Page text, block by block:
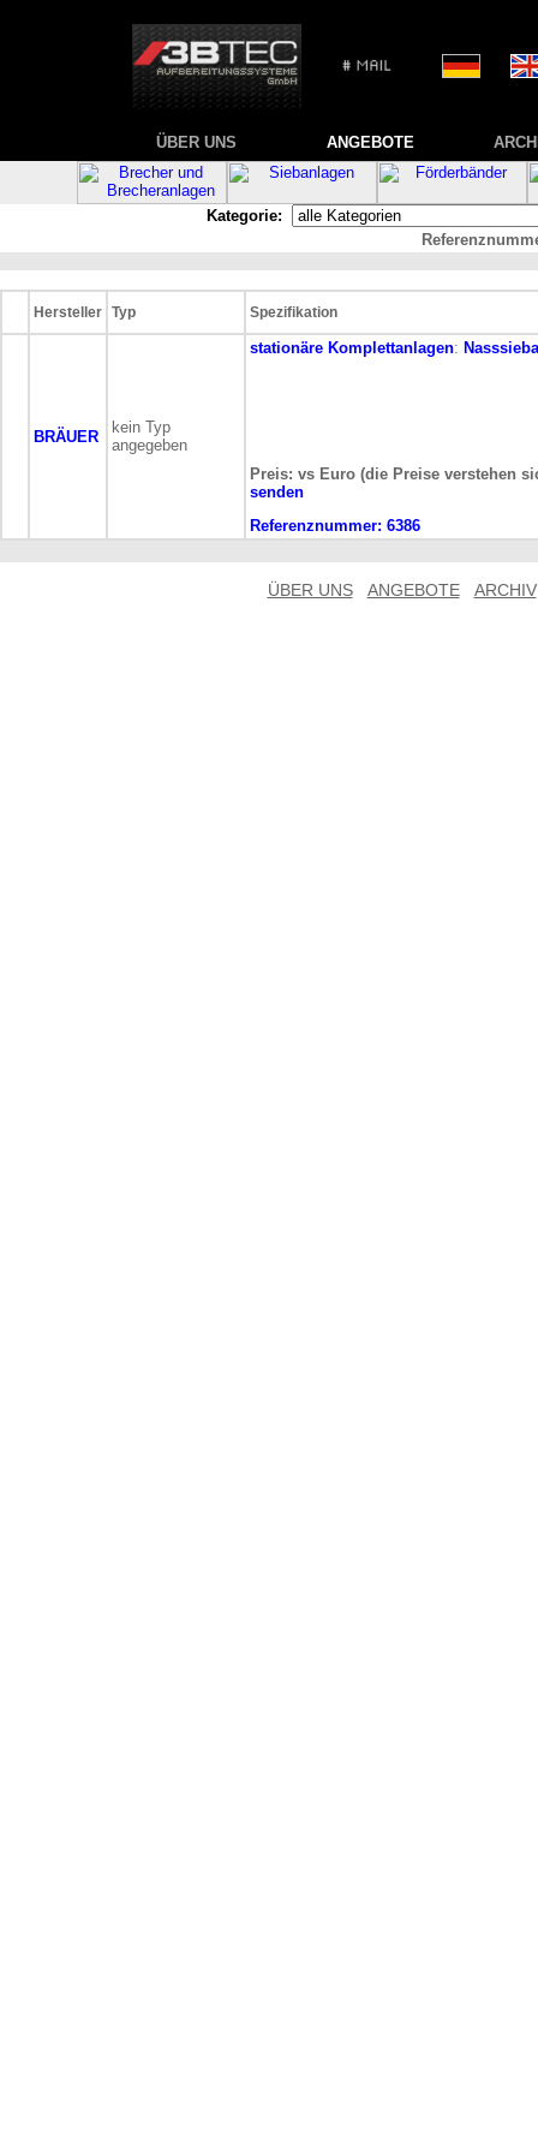
ÜBER UNS ANGEBOTE
Kategorie:
Hersteller Typ Spezifikation
BRÄUER
kein Typ
angegeben
stationäre Komplettanlagen:
Preis: vs Euro (die Preise verstehen
senden
Referenznummer: 6386
ÜBER UNS ANGEBOTE ARCHIV